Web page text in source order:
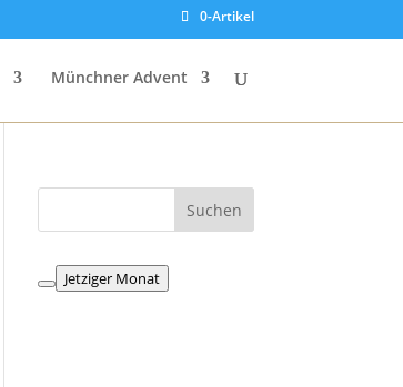
0-Artikel
Münchner Advent
Jetziger Monat